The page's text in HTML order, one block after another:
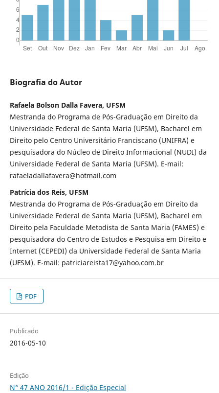
Biografia do Autor
Rafaela Bolson Dalla Favera, UFSM
Mestranda do Programa de Pós-Graduação em Direito da
Universidade Federal de Santa Maria (UFSM), Bacharel em
Direito pelo Centro Universitário Franciscano (UNIFRA) e
pesquisadora do Núcleo de Direito Informacional (NUDI) da
Universidade Federal de Santa Maria (UFSM). E-mail:
rafaeladallafavera@hotmail.com
Patrícia dos Reis, UFSM
Mestranda do Programa de Pós-Graduação em Direito da
Universidade Federal de Santa Maria (UFSM), Bacharel em
Direito pela Faculdade Metodista de Santa Maria (FAMES) e
pesquisadora do Centro de Estudos e Pesquisa em Direito e
Internet (CEPEDI) da Universidade Federal de Santa Maria
(UFSM). E-mail: patriciareista17@yahoo.com.br
PDF
Publicado
2016-05-10
Edição
N° 47 ANO 2016/1 - Edição Especial